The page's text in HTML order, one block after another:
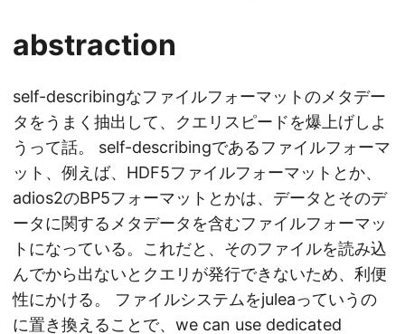
abstraction
self-describingなファイルフォーマットのメタデー
タをうまく抽出して、クエリスピードを爆上げしよ
うって話。 self-describingであるファイルフォーマ
ット、例えば、HDF5ファイルフォーマットとか、
adios2のBP5フォーマットとかは、データとそのデ
ータに関するメタデータを含むファイルフォーマッ
トになっている。これだと、そのファイルを読み込
んでから出ないとクエリが発行できないため、利便
性にかける。 ファイルシステムをjuleaっていうの
に置き換えることで、we can use dedicated